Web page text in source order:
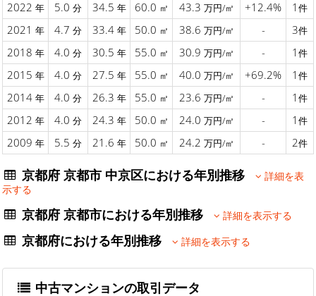
2022 年 5.0 分 34.5 年 60.0 ㎡ 43.3 万円/㎡ +12.4% 1 件
2021 年 4.7 分 33.4 年 50.0 ㎡ 38.6 万円/㎡ - 3件
2018 年 4.0 分 30.5 年 55.0 ㎡ 30.9 万円/㎡ - 1 件
2015 年 4.0 分 27.5 年 55.0 ㎡ 40.0 万円/㎡ +69.2% 1 件
2014 年 4.0 分 26.3 年 55.0 ㎡ 23.6 万円/㎡ - 1 件
2012 年 4.0 分 24.3 年 50.0 ㎡ 24.0 万円/㎡ - 1 件
2009 年 5.5 分 21.6 年 50.0 ㎡ 24.2 万円/㎡ - 2件
京都府 京都市 中京区における年別推移
詳細を表
示する
京都府 京都市における年別推移 詳細を表示する
京都府における年別推移 詳細を表示する
中古マンションの取引データ